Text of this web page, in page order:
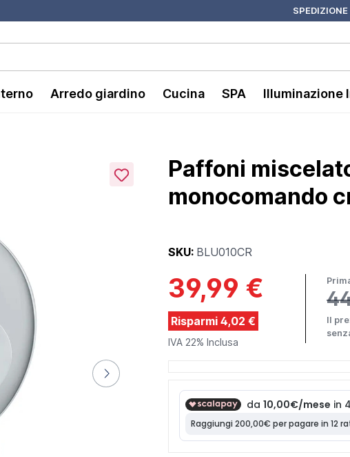
Arredo giardino Cucina SPA Illuminazione
Paffoni
monocomando
SKU: BLU010CR
39,99 €
Risparmi 4,02 €
Il
IVA 22% Inclusa